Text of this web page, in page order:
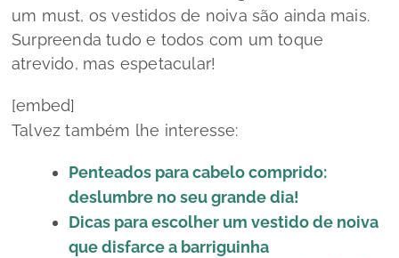
um must, os vestidos de noiva são ainda mais.
Surpreenda tudo e todos com um toque
atrevido, mas espetacular!
[embed]
Talvez também lhe interesse:
Penteados para cabelo comprido:
deslumbre no seu grande dia!
Dicas para escolher um vestido de noiva
que disfarce a barriguinha